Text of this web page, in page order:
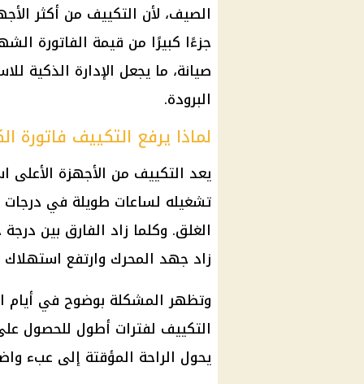
الصيف، لأن التكييف من أكثر
جزءًا كبيرًا من قيمة الفاتورة
صيانة، ما يجعل الإدارة الذكية
البرودة.
لماذا يرفع التكييف فاتورة
يعد التكييف من الأجهزة الأعلى
تشغيله لساعات طويلة في
الغلق. وكلما زاد الفارق بين
زاد جهد المحرك وارتفع استهلاك
وتظهر المشكلة بوضوح في أيام
التكييف لفترات أطول للحصول
يحول الراحة المؤقتة إلى عبء